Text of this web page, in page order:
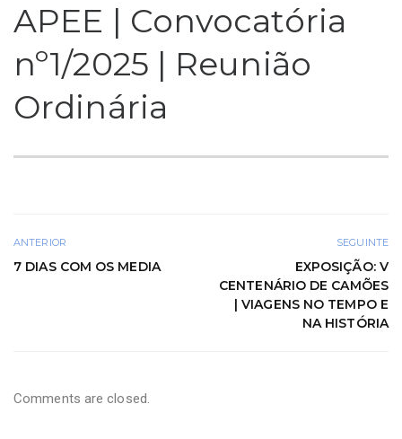
APEE | Convocatória
nº1/2025 | Reunião
Ordinária
ANTERIOR
7 DIAS COM OS MEDIA
SEGUINTE
EXPOSIÇÃO: V
CENTENÁRIO DE CAMÕES
| VIAGENS NO TEMPO E
NA HISTÓRIA
Comments are closed.